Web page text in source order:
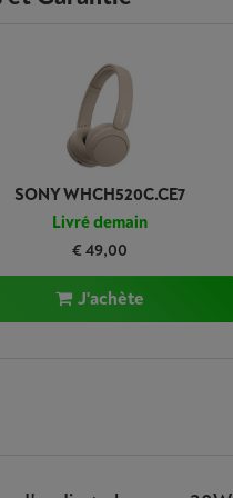
SONY WHCH520C.CE7
Livré demain
€ 49,00
J'achète